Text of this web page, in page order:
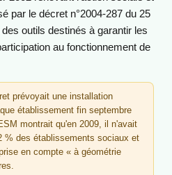
par le décret n°2004-287 du 25
outils destinés à garantir les
au fonctionnement de
prévoyait une installation
établissement fin septembre
montrait qu'en 2009, il n'avait
% des établissements sociaux et
en compte « à géométrie